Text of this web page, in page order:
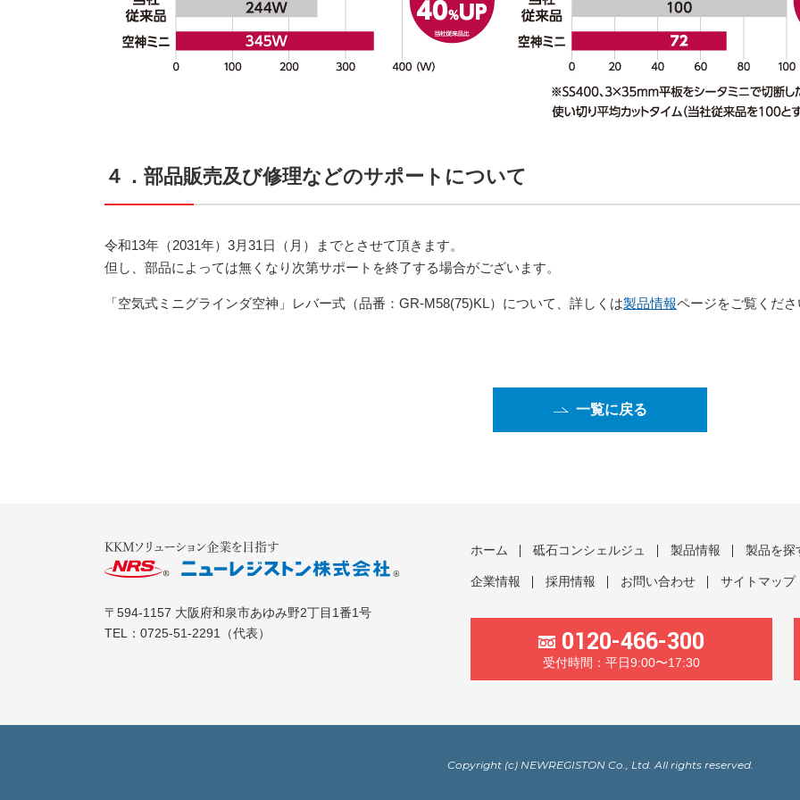
４．部品販売及び修理などのサポートについて
令和13年（2031年）3月31日（月）までとさせて頂きます。
但し、部品によっては無くなり次第サポートを終了する場合がございます。
「空気式ミニグラインダ空神」レバー式（品番：GR-M58(75)KL）について、詳しくは製品情報ページをご覧くだ
一覧に戻る
〒594-1157 大阪府和泉市あゆみ野2丁目1番1号
TEL： 0725-51-2291 （代表）
ホーム 砥石コンシェルジュ 製品情報 製品を探
企業情報 採用情報 お問い合わせ サイトマップ
0120-466-300
受付時間：平日9:00〜17:30
Copyright (c) NEWREGISTON Co., Ltd. All rights reserved.